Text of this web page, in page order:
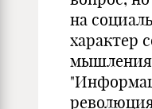
на
характер